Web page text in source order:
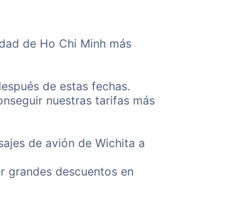
de Ho Chi Minh más
de estas fechas.
nuestras tarifas más
de avión de Wichita a
grandes descuentos en